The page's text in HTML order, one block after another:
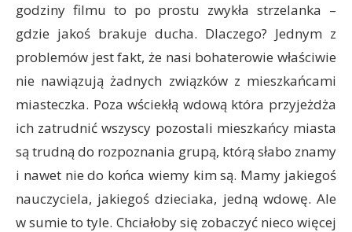
godziny filmu to po prostu zwykła strzelanka –
gdzie jakoś brakuje ducha. Dlaczego? Jednym z
problemów jest fakt, że nasi bohaterowie właściwie
nie nawiązują żadnych związków z mieszkańcami
miasteczka. Poza wściekłą wdową która przyjeżdża
ich zatrudnić wszyscy pozostali mieszkańcy miasta
są trudną do rozpoznania grupą, którą słabo znamy
i nawet nie do końca wiemy kim są. Mamy jakiegoś
nauczyciela, jakiegoś dzieciaka, jedną wdowę. Ale
w sumie to tyle. Chciałoby się zobaczyć nieco więcej